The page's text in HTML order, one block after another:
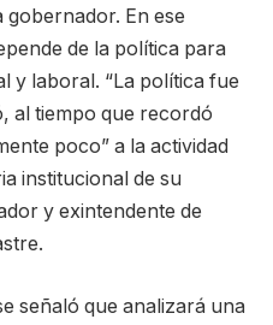
En ese
de la política para
y laboral. “La política fue
al tiempo que recordó
poco” a la actividad
institucional de su
y exintendente de
señaló que analizará una